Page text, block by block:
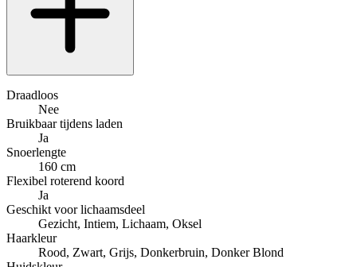
Draadloos
Nee
Bruikbaar tijdens laden
Ja
Snoerlengte
160 cm
Flexibel roterend koord
Ja
Geschikt voor lichaamsdeel
Gezicht, Intiem, Lichaam, Oksel
Haarkleur
Rood, Zwart, Grijs, Donkerbruin, Donker Blond